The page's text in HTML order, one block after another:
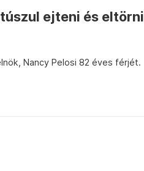
ejteni és eltörni
Nancy Pelosi 82 éves férjét.